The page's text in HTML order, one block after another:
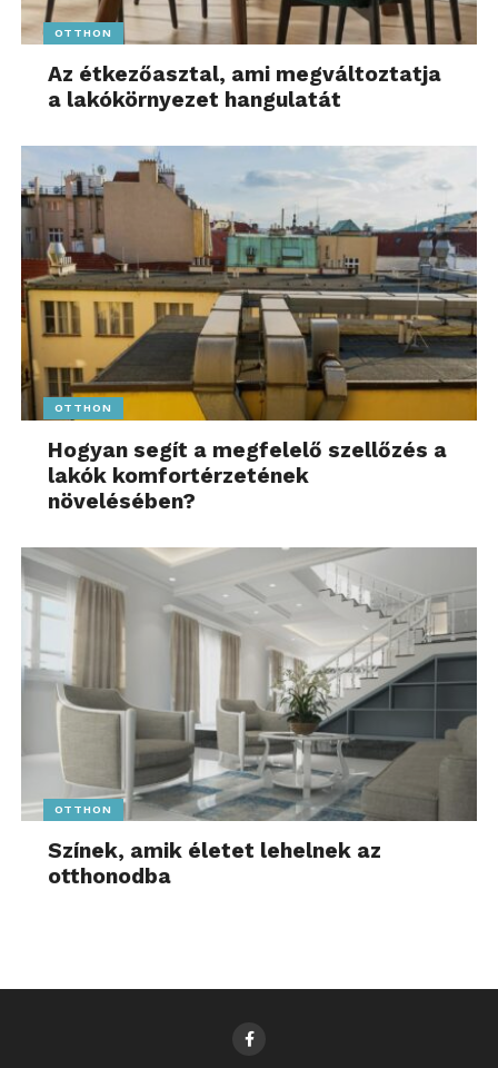
OTTHON
Az étkezőasztal, ami megváltoztatja
a lakókörnyezet hangulatát
OTTHON
Hogyan segít a megfelelő szellőzés a
lakók komfortérzetének
növelésében?
OTTHON
Színek, amik életet lehelnek az
otthonodba